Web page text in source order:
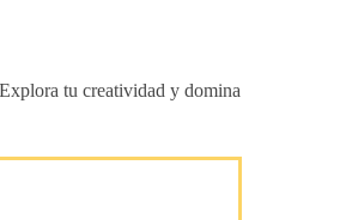
tu creatividad y domina